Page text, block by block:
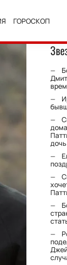
ГОРОСКОП
дочь